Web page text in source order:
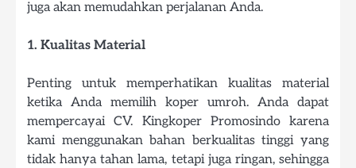
juga akan memudahkan perjalanan Anda.
1. Kualitas Material
Penting untuk memperhatikan kualitas material
ketika Anda memilih koper umroh. Anda dapat
mempercayai CV. Kingkoper Promosindo karena
kami menggunakan bahan berkualitas tinggi yang
tidak hanya tahan lama, tetapi juga ringan, sehingga